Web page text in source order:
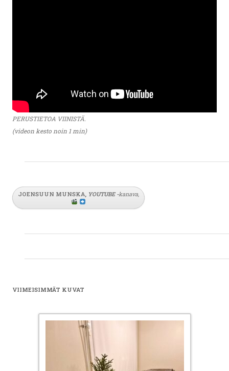
PERUSTIETOA VIINISTÄ.
(videon kesto noin 1 min)
JOENSUUN MUNSKA, YOUTUBE -kanava,
VIIMEISIMMÄT KUVAT